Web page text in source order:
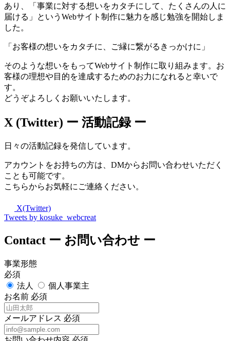
あり、「事業に対する想いをカタチにして、たくさんの人に
届ける」というWebサイト制作に魅力を感じ勉強を開始しま
した。
「お客様の想いをカタチに、ご縁に繋がるきっかけに」
そのような想いをもってWebサイト制作に取り組みます。お
客様の理想や目的を達成するためのお力になれると幸いで
す。
どうぞよろしくお願いいたします。
X (Twitter) ー 活動記録 ー
日々の活動記録を発信しています。
アカウントをお持ちの方は、DMからお問い合わせいただく
ことも可能です。
こちらからお気軽にご連絡ください。
X(Twitter)
Tweets by kosuke_webcreat
Contact ー お問い合わせ ー
事業形態
必須
法人
個人事業主
お名前 必須
メールアドレス 必須